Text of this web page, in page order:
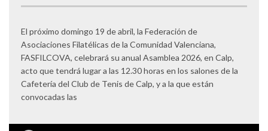
El próximo domingo 19 de abril, la Federación de
Asociaciones Filatélicas de la Comunidad Valenciana,
FASFILCOVA, celebrará su anual Asamblea 2026, en Calp,
acto que tendrá lugar a las 12.30 horas en los salones de la
Cafetería del Club de Tenis de Calp, y a la que están
convocadas las